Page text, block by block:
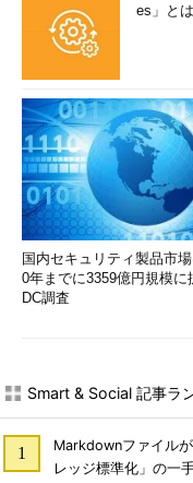
es」とは
国内セキュリティ製品市
0年までに3359億円規模に
DC調査
Smart & Social 記事ラ
Markdownファイル
レッジ標準化」の一